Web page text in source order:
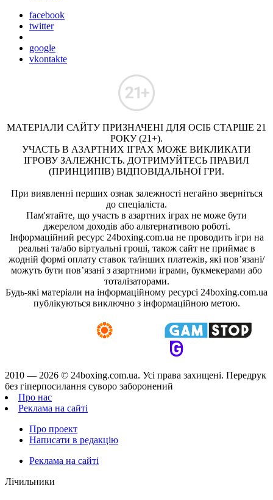
facebook
twitter
google
vkontakte
МАТЕРІАЛИ САЙТУ ПРИЗНАЧЕНІ ДЛЯ ОСІБ СТАРШЕ 21
РОКУ (21+).
УЧАСТЬ В АЗАРТНИХ ІГРАХ МОЖЕ ВИКЛИКАТИ
ІГРОВУ ЗАЛЕЖНІСТЬ. ДОТРИМУЙТЕСЬ ПРАВИЛ
(ПРИНЦИПІВ) ВІДПОВІДАЛЬНОЇ ГРИ.
При виявленні перших ознак залежності негайно зверніться
до спеціаліста.
Пам'ятайте, що участь в азартних іграх не може бути
джерелом доходів або альтернативою роботі.
Інформаційний ресурс 24boxing.com.ua не проводить ігри на
реальні та/або віртуальні гроші, також сайт не приймає в
жодній формі оплату ставок та/інших платежів, які пов’язані/
можуть бути пов’язані з азартними іграми, букмекерами або
тоталізаторами.
Будь-які матеріали на інформаційному ресурсі 24boxing.com.ua
публікуються виключно з інформаційною метою.
2010 — 2026 © 24boxing.com.ua. Усi права захищенi. Передрук
без гіперпосилання суворо заборонений
Про нас
Реклама на сайті
Про проект
Написати в редакцію
Реклама на сайті
Лічильники